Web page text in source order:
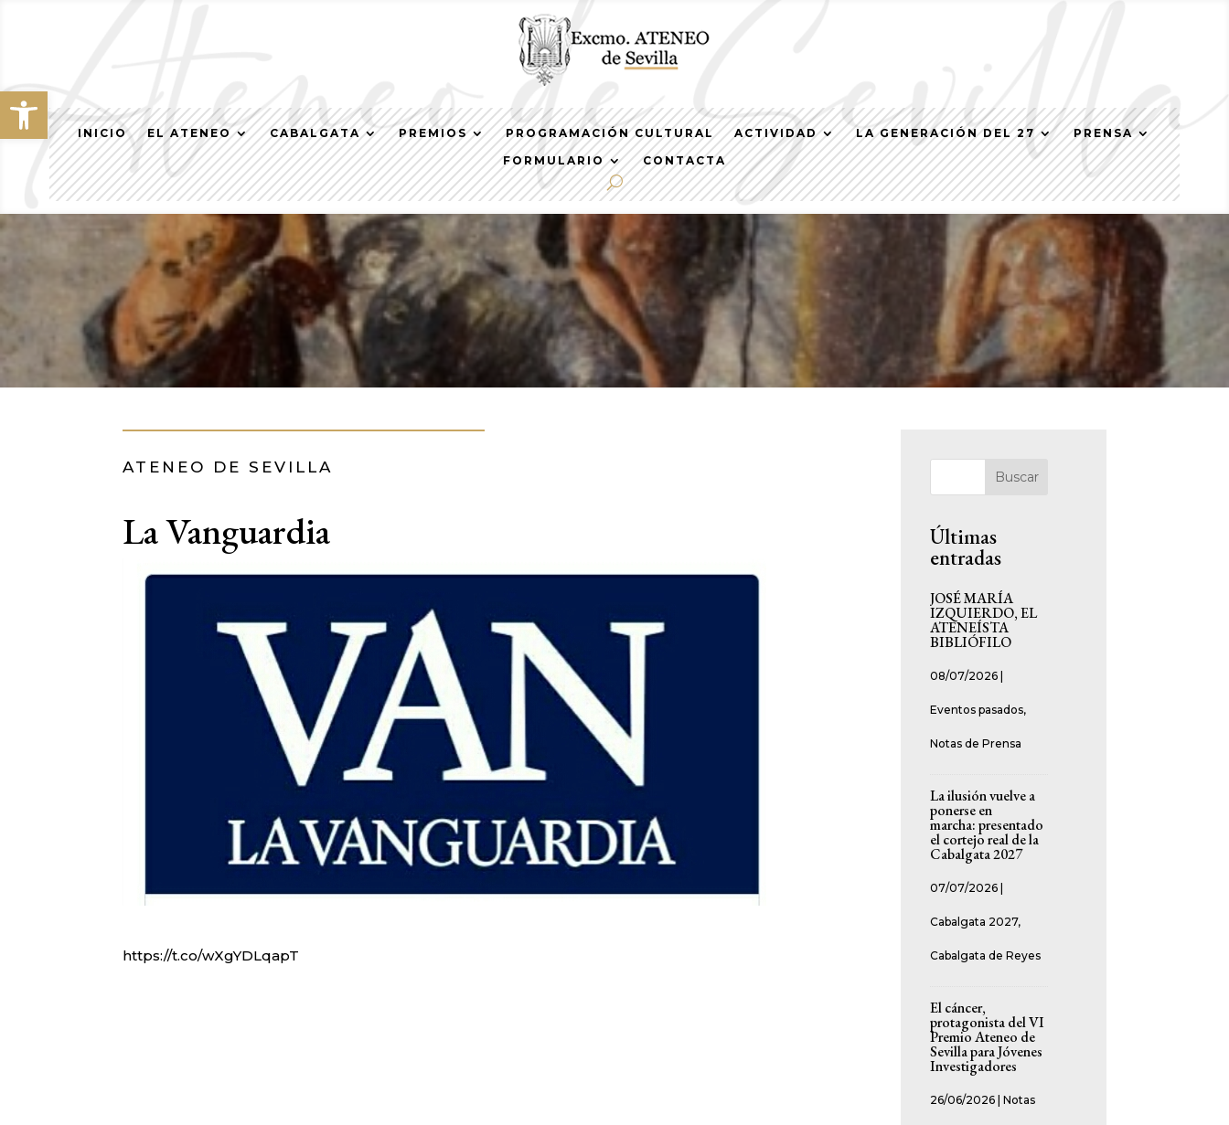
Abrir barra de herramientas
INICIO EL ATENEO CABALGATA PREMIOS PROGRAMACIÓN CULTURAL ACTIVIDAD LA GENERACIÓN DEL 27
PRENSA
FORMULARIO
CONTACTA
ATENEO DE SEVILLA
La Vanguardia
https://t.co/wXgYDLqapT
Buscar
Últimas
entradas
JOSÉ MARÍA
IZQUIERDO, EL
ATENEÍSTA
BIBLIÓFILO
08/07/2026
Eventos pasados,
Notas de Prensa
La ilusión vuelve a
ponerse en
marcha: presentado
el cortejo real de la
Cabalgata 2027
07/07/2026
Cabalgata 2027,
Cabalgata de Reyes
El cáncer,
protagonista del VI
Premio Ateneo de
Sevilla para Jóvenes
Investigadores
26/06/2026 |Notas